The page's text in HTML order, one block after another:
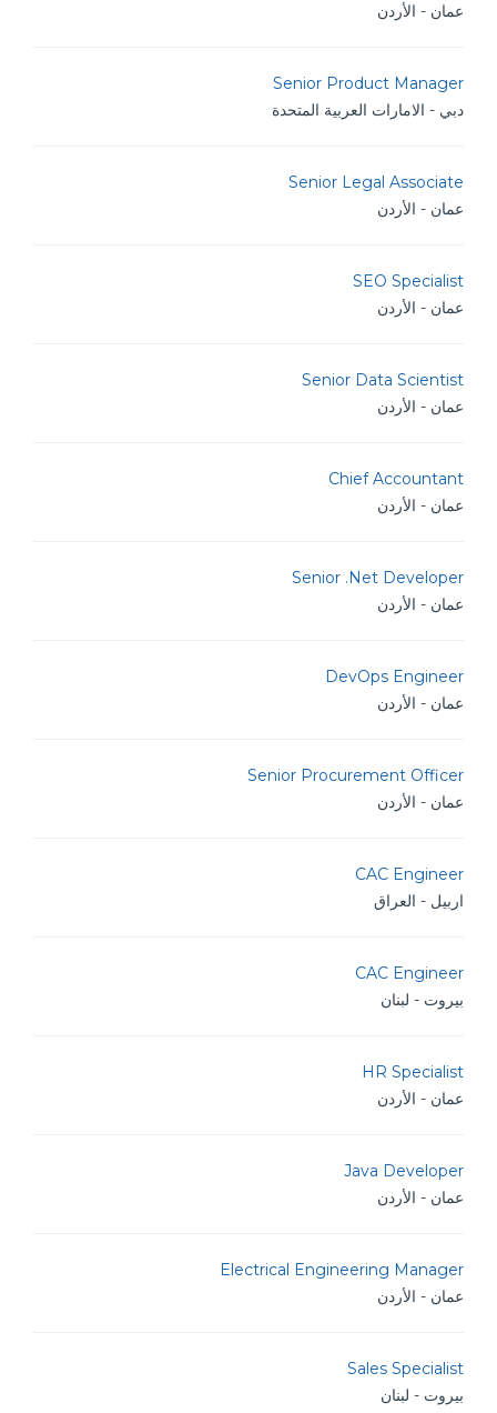
عمان - الأردن
Senior Product Manager
دبي - الامارات العربية المتحدة
Senior Legal Associate
عمان - الأردن
SEO Specialist
عمان - الأردن
Senior Data Scientist
عمان - الأردن
Chief Accountant
عمان - الأردن
Senior .Net Developer
عمان - الأردن
DevOps Engineer
عمان - الأردن
Senior Procurement Officer
عمان - الأردن
CAC Engineer
اربيل - العراق
CAC Engineer
بيروت - لبنان
HR Specialist
عمان - الأردن
Java Developer
عمان - الأردن
Electrical Engineering Manager
عمان - الأردن
Sales Specialist
بيروت - لبنان